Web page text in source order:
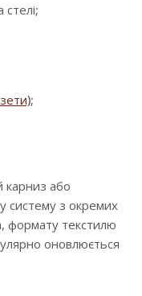
стелі;
;
карниз або
систему з окремих
формату текстилю
оновлюється